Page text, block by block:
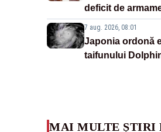
deficit de
7 aug. 2026, 08:01
Japonia ordonă
taifunului
MAI MULTE ȘTIRI